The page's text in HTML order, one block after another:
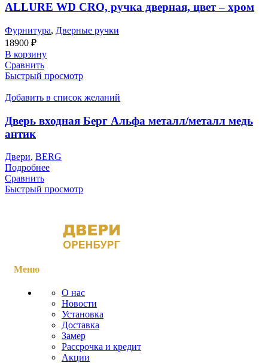
ALLURE WD CRO, ручка дверная, цвет – хром
Фурнитура, Дверные ручки
18900 ₽
В корзину
Сравнить
Быстрый просмотр
Добавить в список желаний
Дверь входная Берг Альфа металл/металл медь
антик
Двери, BERG
Подробнее
Сравнить
Быстрый просмотр
Меню
О нас
Новости
Установка
Доставка
Замер
Рассрочка и кредит
Акции